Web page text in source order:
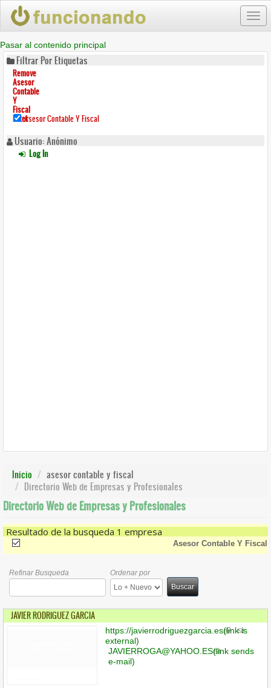
Pasar al contenido principal
Filtrar Por Etiquetas
Remove
Asesor
Contable
Y
Fiscal
FilterAsesor Contable Y Fiscal
Usuario: Anónimo
Log In
Inicio
asesor contable y fiscal
Directorio Web de Empresas y Profesionales
Directorio Web de Empresas y Profesionales
Resultado de la busqueda 1 empresa
(-) Asesor Contable Y Fiscal
Refinar Busqueda
Ordenar por
Buscar
JAVIER RODRIGUEZ GARCIA
https://javierrodriguezgarcia.es(link is
external)
JAVIERROGA@YAHOO.ES(link sends
e-mail)